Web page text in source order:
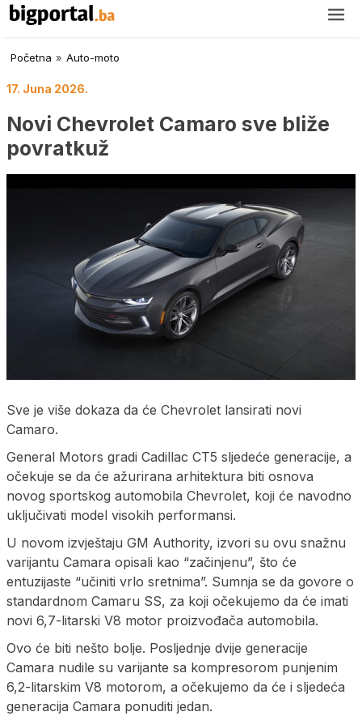
Početna » Auto-moto
17. Juna 2026.
Novi Chevrolet Camaro sve bliže
povratkuž
Sve je više dokaza da će Chevrolet lansirati novi
Camaro.
General Motors gradi Cadillac CT5 sljedeće generacije, a
očekuje se da će ažurirana arhitektura biti osnova
novog sportskog automobila Chevrolet, koji će navodno
uključivati model visokih performansi.
U novom izvještaju GM Authority, izvori su ovu snažnu
varijantu Camara opisali kao “začinjenu”, što će
entuzijaste “učiniti vrlo sretnima”. Sumnja se da govore o
standardnom Camaru SS, za koji očekujemo da će imati
novi 6,7-litarski V8 motor proizvođača automobila.
Ovo će biti nešto bolje. Posljednje dvije generacije
Camara nudile su varijante sa kompresorom punjenim
6,2-litarskim V8 motorom, a očekujemo da će i sljedeća
generacija Camara ponuditi jedan.